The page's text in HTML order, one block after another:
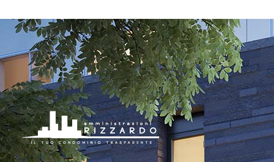
Amministrazioni Rizzardo
Il tuo condominio trasparente